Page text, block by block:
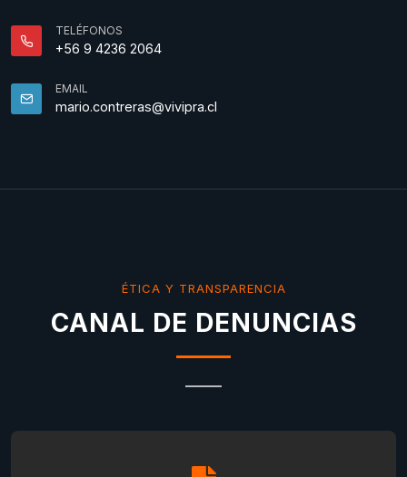
TELÉFONOS
+56 9 4236 2064
EMAIL
mario.contreras@vivipra.cl
ÉTICA Y TRANSPARENCIA
CANAL DE DENUNCIAS